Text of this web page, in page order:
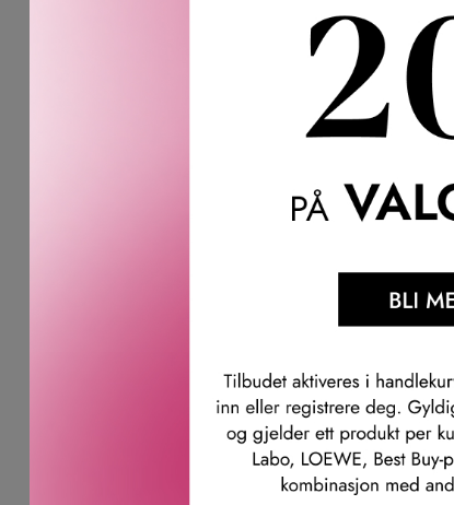
OMTALER SPØRSMÅL
Rituals Homme Skin Care Set – Daily Routine er en
til reisen eller for å prøve noe nytt. Denne tretrinns
Avslutt med den lette 24-timers fuktighetsgivende
Settet inneholder: Strengthening Caffeine Shampoo
Leverandørs artikkelnummer: 1120583
Våre